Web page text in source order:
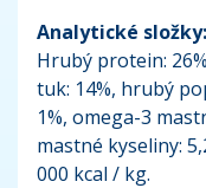
Analytické složky:
Hrubý protein:
tuk: 14%, hrubý
1%, omega-3
mastné kyseliny:
000 kcal / kg.